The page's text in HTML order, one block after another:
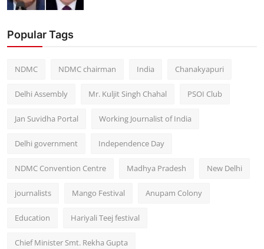
Popular Tags
NDMC NDMC chairman India Chanakyapuri
Delhi Assembly Mr. Kuljit Singh Chahal PSOI Club
Jan Suvidha Portal Working Journalist of India
Delhi government Independence Day
NDMC Convention Centre Madhya Pradesh New Delhi
journalists Mango Festival Anupam Colony
Education Hariyali Teej festival
Chief Minister Smt. Rekha Gupta